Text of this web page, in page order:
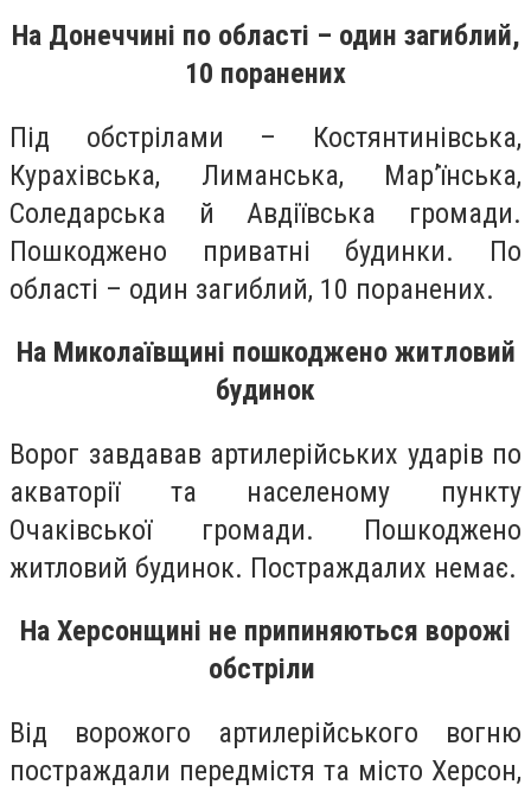
На Донеччині по області – один загиблий,
10 поранених
Під обстрілами – Костянтинівська,
Курахівська, Лиманська, Мар’їнська,
Соледарська й Авдіївська громади.
Пошкоджено приватні будинки. По
області – один загиблий, 10 поранених.
На Миколаївщині пошкоджено житловий
будинок
Ворог завдавав артилерійських ударів по
акваторії та населеному пункту
Очаківської громади. Пошкоджено
житловий будинок. Постраждалих немає.
На Херсонщині не припиняються ворожі
обстріли
Від ворожого артилерійського вогню
постраждали передмістя та місто Херсон,